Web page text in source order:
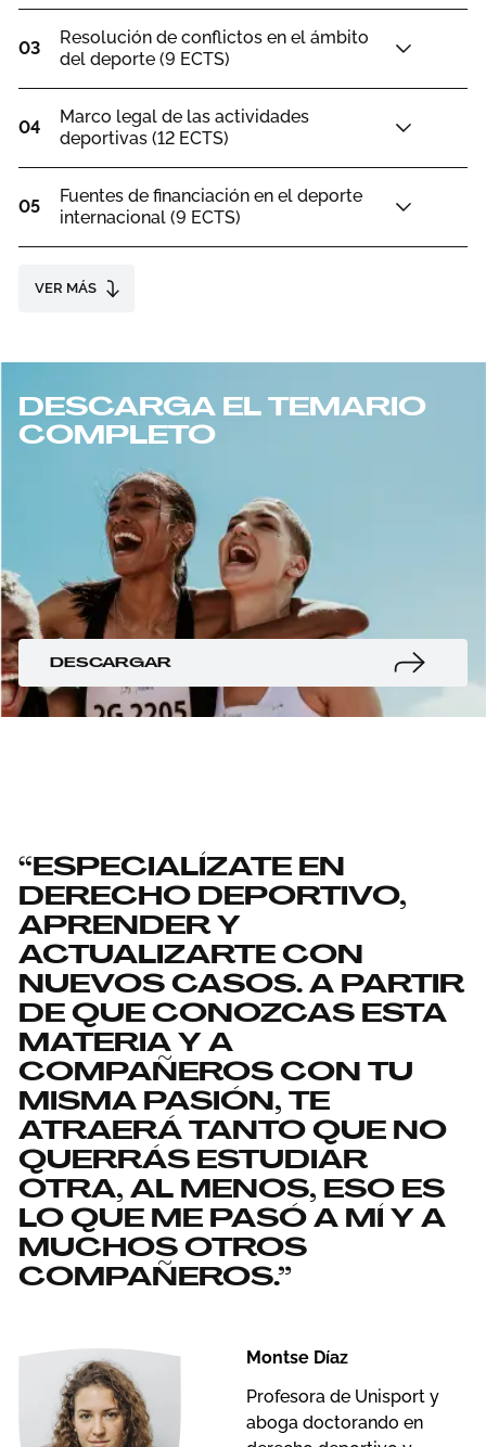
03
Resolución de conflictos en el ámbito
del deporte (9 ECTS)
04
Marco legal de las actividades
deportivas (12 ECTS)
05
Fuentes de financiación en el deporte
internacional (9 ECTS)
VER MÁS
DESCARGA EL TEMARIO
COMPLETO
DESCARGAR
“ESPECIALÍZATE EN
DERECHO DEPORTIVO,
APRENDER Y
ACTUALIZARTE CON
NUEVOS CASOS. A PARTIR
DE QUE CONOZCAS ESTA
MATERIA Y A
COMPAÑEROS CON TU
MISMA PASIÓN, TE
ATRAERÁ TANTO QUE NO
QUERRÁS ESTUDIAR
OTRA, AL MENOS, ESO ES
LO QUE ME PASÓ A MÍ Y A
MUCHOS OTROS
COMPAÑEROS.”
Montse Díaz
Profesora de Unisport y
aboga doctorando en